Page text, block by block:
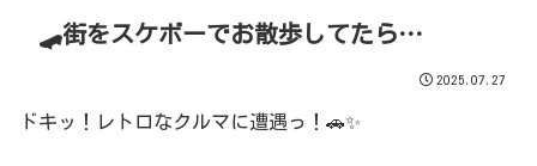
🛹街をスケボーでお散歩してたら…
2025.07.27
ドキッ！レトロなクルマに遭遇っ！🚗✨